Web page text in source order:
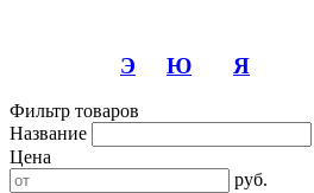
Э Ю Я
Фильтр товаров
Название
Цена
руб.